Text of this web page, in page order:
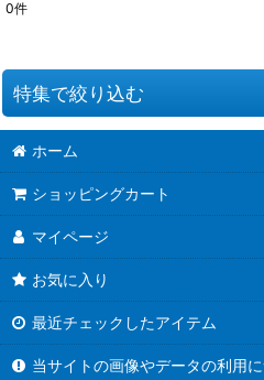
並び順 :
0件
特集で絞り込む
幻真覚醒
フューチャーカード バディファイ
虚影襲雷
伝説の先導者達
ホーム
ショッピングカート
マイページ
お気に入り
最近チェックしたアイテム
当サイトの画像やデータの利用